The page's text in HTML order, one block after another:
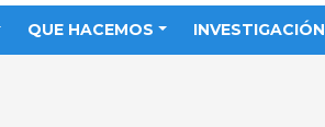
QUE HACEMOS INVESTIGACIÓN